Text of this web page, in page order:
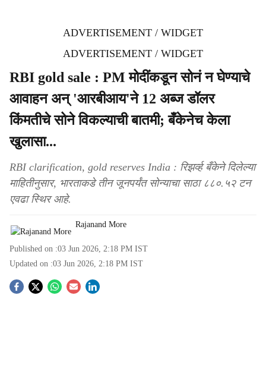
ADVERTISEMENT / WIDGET
ADVERTISEMENT / WIDGET
RBI gold sale : PM मोदींकडून सोनं न घेण्याचे
आवाहन अन् 'आरबीआय'ने 12 अब्ज डॉलर
किंमतीचे सोने विकल्याची बातमी; बँकेनेच केला
खुलासा...
RBI clarification, gold reserves India : रिझर्व्ह बँकेने दिलेल्या
माहितीनुसार, भारताकडे तीन जूनपर्यंत सोन्याचा साठा ८८०.५२ टन
एवढा स्थिर आहे.
Rajanand More
Published on :03 Jun 2026, 2:18 PM IST
Updated on :03 Jun 2026, 2:18 PM IST
S